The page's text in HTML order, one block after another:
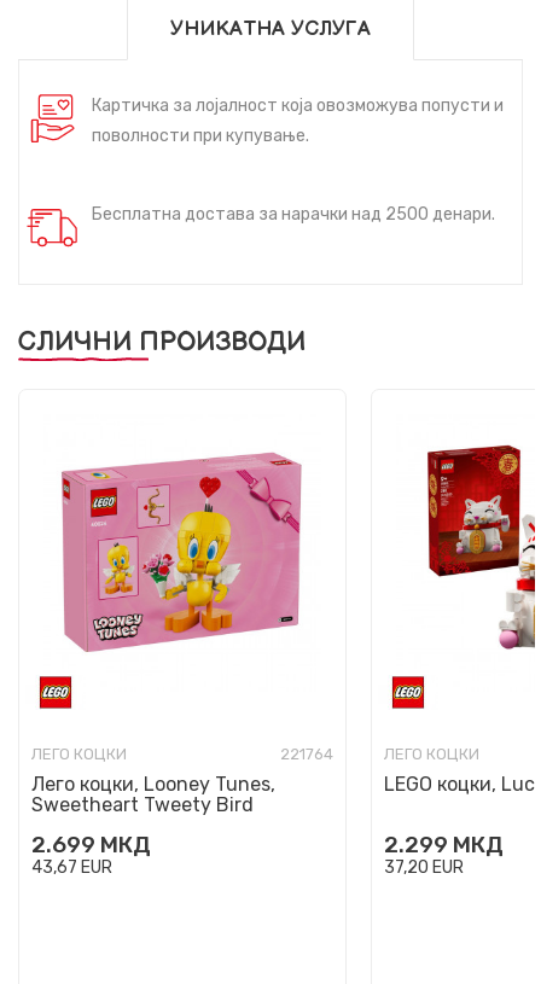
УНИКАТНА УСЛУГА
Картичка за лојалност која овозможува попусти и
поволности при купување.
Бесплатна достава за нарачки над 2500 денари.
СЛИЧНИ ПРОИЗВОДИ
ЛЕГО КОЦКИ 221764
Лего коцки, Looney Tunes,
Sweetheart Tweety Bird
2.699 МКД
43,67 EUR
ЛЕГО КОЦКИ
LEGO коцки,
2.299 МКД
37,20 EUR